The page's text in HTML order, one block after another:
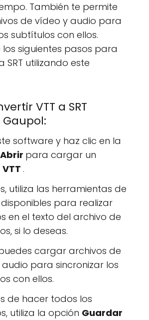
También te permite
de vídeo y audio para
subtítulos con ellos.
los siguientes pasos para
SRT utilizando este
VTT a SRT
software y haz clic en la
Abrir para cargar un
VTT .
utiliza las herramientas de
para realizar
en el texto del archivo de
si lo deseas.
cargar archivos de
para sincronizar los
con ellos.
de hacer todos los
utiliza la opción Guardar